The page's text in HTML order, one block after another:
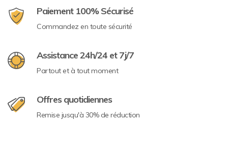
Paiement 100% Sécurisé
Commandez en toute sécurité
Assistance 24h/24 et 7j/7
Partout et à tout moment
Offres quotidiennes
Remise jusqu'à 30% de réduction